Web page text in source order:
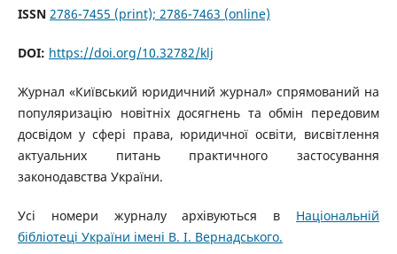
ISSN 2786-7455 (print); 2786-7463 (online)
DOI: https://doi.org/10.32782/klj
Журнал «Київський юридичний журнал» спрямований на
популяризацію новітніх досягнень та обмін передовим
досвідом у сфері права, юридичної освіти, висвітлення
актуальних питань практичного застосування
законодавства України.
Усі номери журналу архівуються в Національній
бібліотеці України імені В. І. Вернадського.